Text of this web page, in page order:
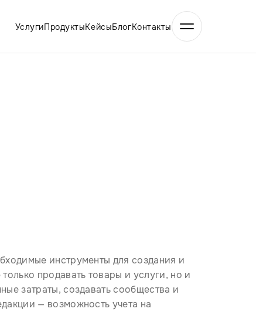
УслугиПродуктыКейсыБлогКонтакты
инструменты для создания и
продавать товары и услуги, но и
затраты, создавать сообщества и
— возможность учета на